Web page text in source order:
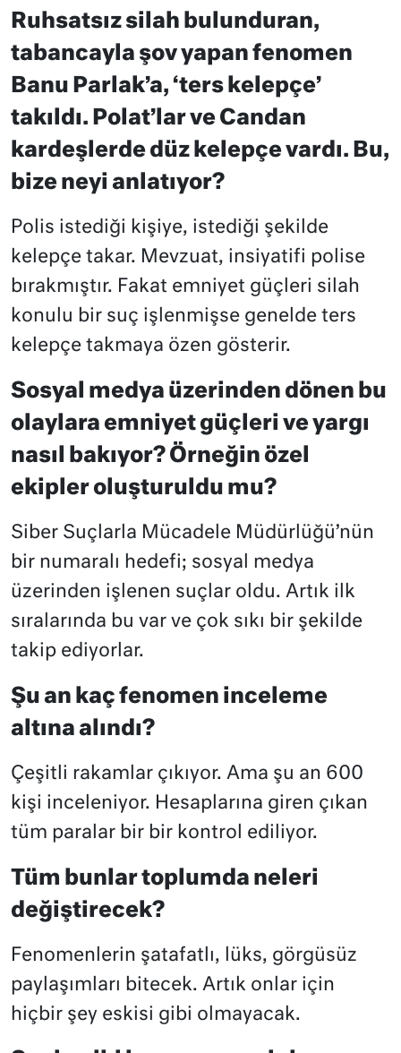
Ruhsatsız silah bulunduran,
tabancayla şov yapan fenomen
Banu Parlak’a, ‘ters kelepçe’
takıldı. Polat’lar ve Candan
kardeşlerde düz kelepçe vardı. Bu,
bize neyi anlatıyor?
Polis istediği kişiye, istediği şekilde
kelepçe takar. Mevzuat, insiyatifi polise
bırakmıştır. Fakat emniyet güçleri silah
konulu bir suç işlenmişse genelde ters
kelepçe takmaya özen gösterir.
Sosyal medya üzerinden dönen bu
olaylara emniyet güçleri ve yargı
nasıl bakıyor? Örneğin özel
ekipler oluşturuldu mu?
Siber Suçlarla Mücadele Müdürlüğü’nün
bir numaralı hedefi; sosyal medya
üzerinden işlenen suçlar oldu. Artık ilk
sıralarında bu var ve çok sıkı bir şekilde
takip ediyorlar.
Şu an kaç fenomen inceleme
altına alındı?
Çeşitli rakamlar çıkıyor. Ama şu an 600
kişi inceleniyor. Hesaplarına giren çıkan
tüm paralar bir bir kontrol ediliyor.
Tüm bunlar toplumda neleri
değiştirecek?
Fenomenlerin şatafatlı, lüks, görgüsüz
paylaşımları bitecek. Artık onlar için
hiçbir şey eskisi gibi olmayacak.